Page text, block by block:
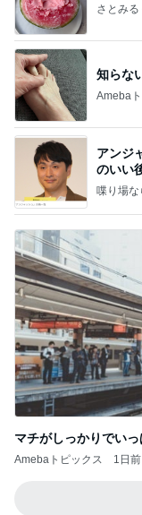
さとみ
知らな
Ameba
アンジ
のいい
喋り場
マチがしっかりでい
Amebaトピックス 1日前